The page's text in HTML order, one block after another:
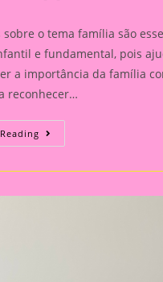
o tema família são
e fundamental, pois
a importância da família
reconhecer…
Atividade
Com
Tema